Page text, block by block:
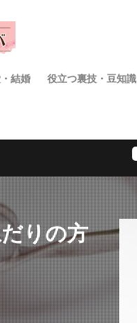
結婚 役立つ裏技・豆知識
りの方